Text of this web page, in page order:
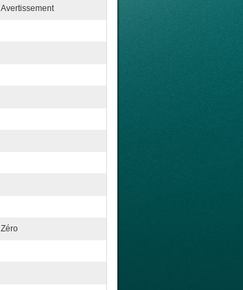
Avertissement
Zéro